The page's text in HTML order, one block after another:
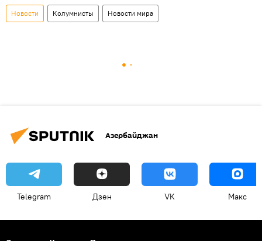
Новости Колумнисты Новости мира
Азербайджан
Telegram Дзен VK Макс